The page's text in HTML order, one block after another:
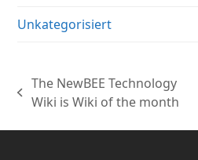
Unkategorisiert
vorheriger
The NewBEE Technology
Wiki is Wiki of the month